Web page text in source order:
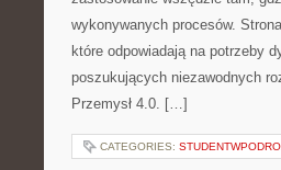
wykonywanych procesów.
które odpowiadają na potrzeby
poszukujących niezawodnych
Przemysł 4.0. […]
CATEGORIES: